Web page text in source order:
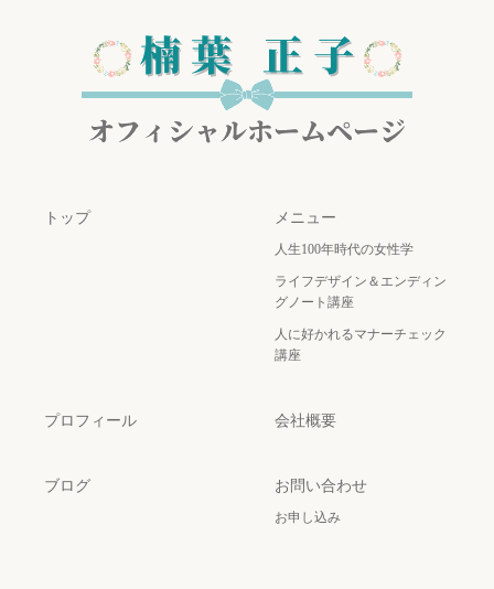
トップ メニュー
人生100年時代の女性学
ライフデザイン＆エンディン
グノート講座
人に好かれるマナーチェック
講座
プロフィール 会社概要
ブログ お問い合わせ
お申し込み